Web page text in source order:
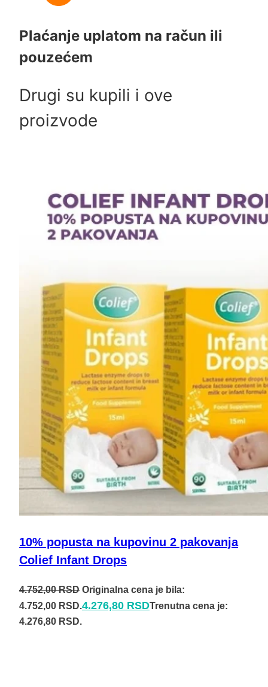
Plaćanje uplatom na račun ili
pouzećem
Drugi su kupili i ove
proizvode
10% popusta na kupovinu 2 pakovanja
Colief Infant Drops
4.752,00RSD Originalna cena je bila:
4.752,00 RSD.4.276,80 RSDTrenutna cena je:
4.276,80 RSD.